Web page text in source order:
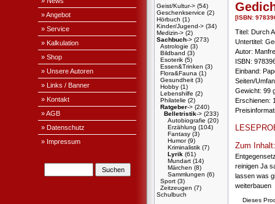
» Angebot
» Service
» Kalkulation
» Shop
» Unsere Autoren
» Links / Banner
» Kontakt
» AGB
» Datenschutz
» Impressum
Geist/Kultur-> (54)
Geschenkservice (2)
Hörbuch (1)
Kinder/Jugend-> (34)
Medizin-> (2)
Sachbuch-> (273)
Astrologie (3)
Bildband (3)
Esoterik (5)
Essen&Trinken (3)
Flora&Fauna (1)
Gesundheit (3)
Hobby (1)
Lebenshilfe (2)
Philatelie (2)
Ratgeber-> (240)
Belletristik-> (233)
Autobiografie (20)
Erzählung (104)
Fantasy (3)
Humor(9)
Kriminalistik (7)
Lyrik (61)
Mundart (14)
Märchen (8)
Sammlungen (6)
Sport (3)
Zeitzeugen (7)
Schulbuch
[ISBN:
Titel: Durch
Untertitel:
Autor:
ISBN:
Einband:
Seiten/
Gewicht: 99
Erschienen:
Zum Inhalt:
reinigen Ja
lassen was
weiterbauen
Dieses